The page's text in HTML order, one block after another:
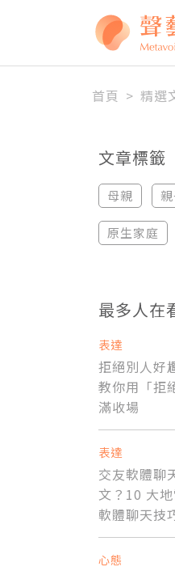
首頁 > 精選
文章標籤
母親
原生家庭
最多人在
表達
拒絕別人好
教你用「拒
滿收場
表達
交友軟體聊
文？10 大
軟體聊天技
心態